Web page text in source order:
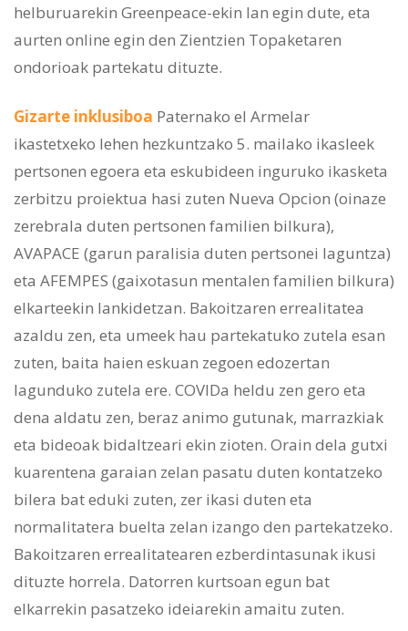
helburuarekin Greenpeace-ekin lan egin dute, eta
aurten online egin den Zientzien Topaketaren
ondorioak partekatu dituzte.
Gizarte inklusiboa Paternako el Armelar
ikastetxeko lehen hezkuntzako 5. mailako ikasleek
pertsonen egoera eta eskubideen inguruko ikasketa
zerbitzu proiektua hasi zuten Nueva Opcion (oinaze
zerebrala duten pertsonen familien bilkura),
AVAPACE (garun paralisia duten pertsonei laguntza)
eta AFEMPES (gaixotasun mentalen familien bilkura)
elkarteekin lankidetzan. Bakoitzaren errealitatea
azaldu zen, eta umeek hau partekatuko zutela esan
zuten, baita haien eskuan zegoen edozertan
lagunduko zutela ere. COVIDa heldu zen gero eta
dena aldatu zen, beraz animo gutunak, marrazkiak
eta bideoak bidaltzeari ekin zioten. Orain dela gutxi
kuarentena garaian zelan pasatu duten kontatzeko
bilera bat eduki zuten, zer ikasi duten eta
normalitatera buelta zelan izango den partekatzeko.
Bakoitzaren errealitatearen ezberdintasunak ikusi
dituzte horrela. Datorren kurtsoan egun bat
elkarrekin pasatzeko ideiarekin amaitu zuten.